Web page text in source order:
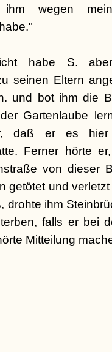
ihm wegen
habe S.
seinen Eltern
und bot ihm die
Gartenlaube
daß er es hier
Ferner hörte
von dieser
getötet und
drohte ihm
falls er bei
Mitteilung